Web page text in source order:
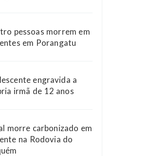
pessoas morrem em
em Porangatu
engravida a
irmã de 12 anos
morre carbonizado em
na Rodovia do